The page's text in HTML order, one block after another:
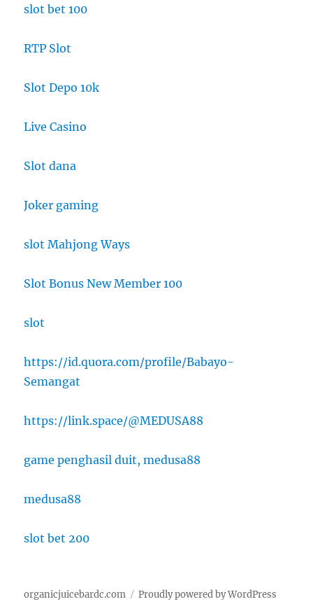
slot bet 100
RTP Slot
Slot Depo 10k
Live Casino
Slot dana
Joker gaming
slot Mahjong Ways
Slot Bonus New Member 100
slot
https://id.quora.com/profile/Babayo-
Semangat
https://link.space/@MEDUSA88
game penghasil duit, medusa88
medusa88
slot bet 200
organicjuicebardc.com Proudly powered by WordPress